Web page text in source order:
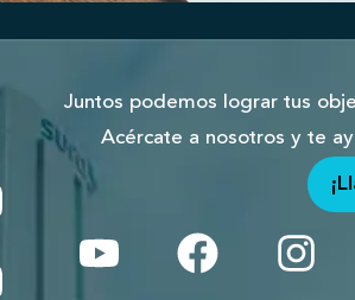
Juntos podemos lograr tus
Acércate a nosotros y te